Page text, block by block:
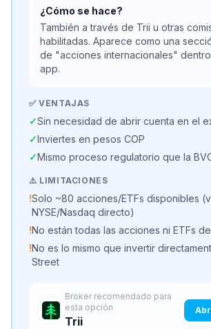
¿Cómo se hace?
También a través de Trii u otras
habilitadas. Aparece como una
de "acciones internacionales" dentro
app.
✅ VENTAJAS
✓Sin necesidad de abrir cuenta en el
✓Inviertes en pesos COP
✓Mismo proceso regulatorio que la
⚠️ LIMITACIONES
!Solo ~80 acciones/ETFs disponibles
NYSE/Nasdaq directo)
!No están todas las acciones ni ETFs
!No es lo mismo que invertir
Street
Broker recomendado para
esta opción
Trii